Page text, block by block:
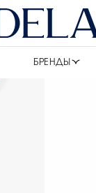
БРЕНДЫ